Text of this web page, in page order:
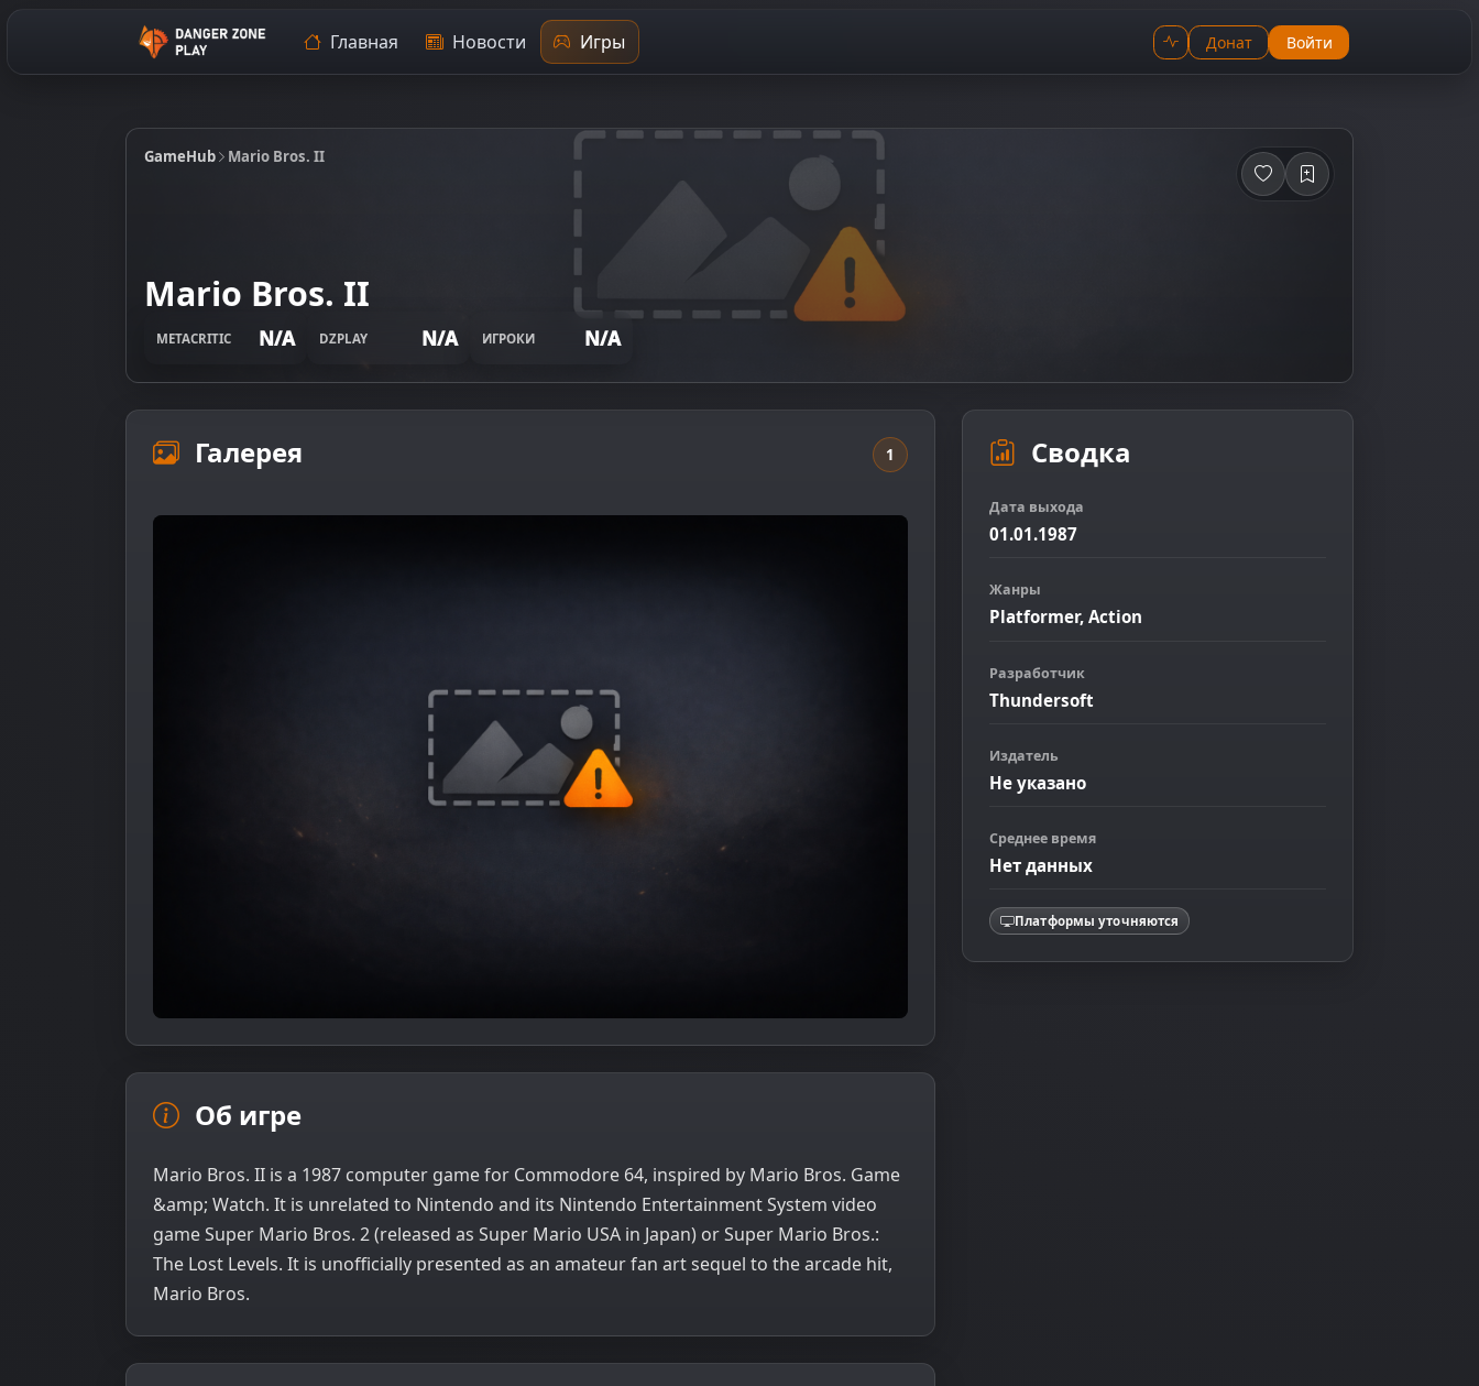
Главная Новости Игры Донат Войти
GameHub Mario Bros. II
Mario Bros. II
METACRITIC N/A DZPLAY N/A ИГРОКИ N/A
Галерея 1
Об игре
Mario Bros. II is a 1987 computer game for Commodore 64, inspired by Mario Bros. Game
&amp; Watch. It is unrelated to Nintendo and its Nintendo Entertainment System video
game Super Mario Bros. 2 (released as Super Mario USA in Japan) or Super Mario Bros.:
The Lost Levels. It is unofficially presented as an amateur fan art sequel to the arcade hit,
Mario Bros.
Сводка
Дата выхода
01.01.1987
Жанры
Platformer, Action
Разработчик
Thundersoft
Издатель
Не указано
Среднее время
Нет данных
Платформы уточняются